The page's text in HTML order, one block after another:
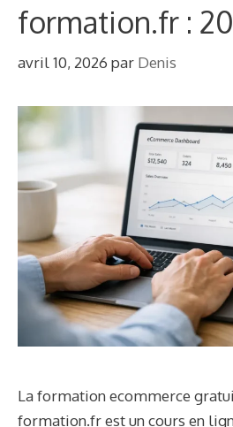
formation.fr :
avril 10, 2026 par Denis
La formation ecommerce
formation.fr est un cours en